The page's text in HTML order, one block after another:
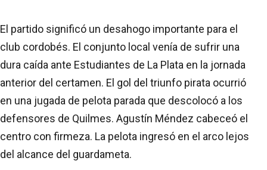
El partido significó un desahogo importante para el
club cordobés. El conjunto local venía de sufrir una
dura caída ante Estudiantes de La Plata en la jornada
anterior del certamen. El gol del triunfo pirata ocurrió
en una jugada de pelota parada que descolocó a los
defensores de Quilmes. Agustín Méndez cabeceó el
centro con firmeza. La pelota ingresó en el arco lejos
del alcance del guardameta.